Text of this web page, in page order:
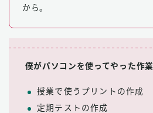
から。
僕がパソコンを使ってやった作業
授業で使うプリントの作成
定期テストの作成